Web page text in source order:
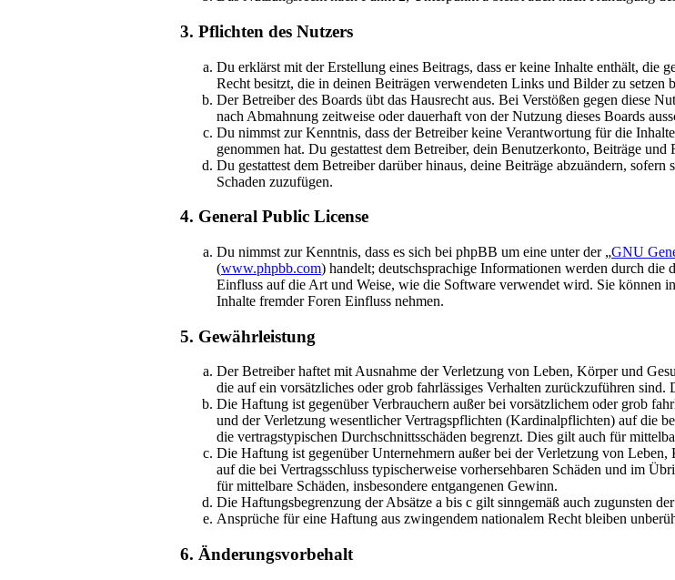
3. Pflichten des Nutzers
Du erklärst mit der Erstellung eines Beitrags, dass er keine Inhalte enthält, die
Recht besitzt, die in deinen Beiträgen verwendeten Links und Bilder zu setzen
Der Betreiber des Boards übt das Hausrecht aus. Bei Verstößen gegen diese
nach Abmahnung zeitweise oder dauerhaft von der Nutzung dieses Boards
Du nimmst zur Kenntnis, dass der Betreiber keine Verantwortung für die
genommen hat. Du gestattest dem Betreiber, dein Benutzerkonto, Beiträge
Du gestattest dem Betreiber darüber hinaus, deine Beiträge abzuändern,
Schaden zuzufügen.
4. General Public License
Du nimmst zur Kenntnis, dass es sich bei phpBB um eine unter der „GNU
(www.phpbb.com) handelt; deutschsprachige Informationen werden durch die
Einfluss auf die Art und Weise, wie die Software verwendet wird. Sie können
Inhalte fremder Foren Einfluss nehmen.
5. Gewährleistung
Der Betreiber haftet mit Ausnahme der Verletzung von Leben, Körper und
die auf ein vorsätzliches oder grob fahrlässiges Verhalten zurückzuführen
Die Haftung ist gegenüber Verbrauchern außer bei vorsätzlichem oder grob
und der Verletzung wesentlicher Vertragspflichten (Kardinalpflichten) auf die
die vertragstypischen Durchschnittsschäden begrenzt. Dies gilt auch für
Die Haftung ist gegenüber Unternehmern außer bei der Verletzung von
auf die bei Vertragsschluss typischerweise vorhersehbaren Schäden und im
für mittelbare Schäden, insbesondere entgangenen Gewinn.
Die Haftungsbegrenzung der Absätze a bis c gilt sinngemäß auch zugunsten
Ansprüche für eine Haftung aus zwingendem nationalem Recht bleiben
6. Änderungsvorbehalt